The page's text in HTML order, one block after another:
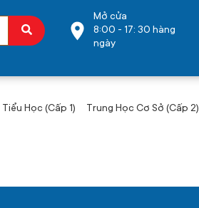
Mở cửa
8:00 - 17: 30 hàng
ngày
Tiểu Học (Cấp 1) Trung Học Cơ Sở (Cấp 2)